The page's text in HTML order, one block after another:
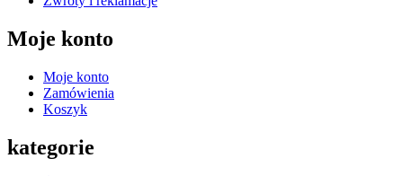
Moje konto
Moje konto
Zamówienia
Koszyk
kategorie